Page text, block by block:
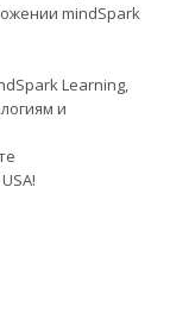
mindSpark
Learning,
и